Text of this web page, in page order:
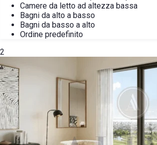
Camere da letto ad altezza bassa
Bagni da alto a basso
Bagni da basso a alto
Ordine predefinito
2